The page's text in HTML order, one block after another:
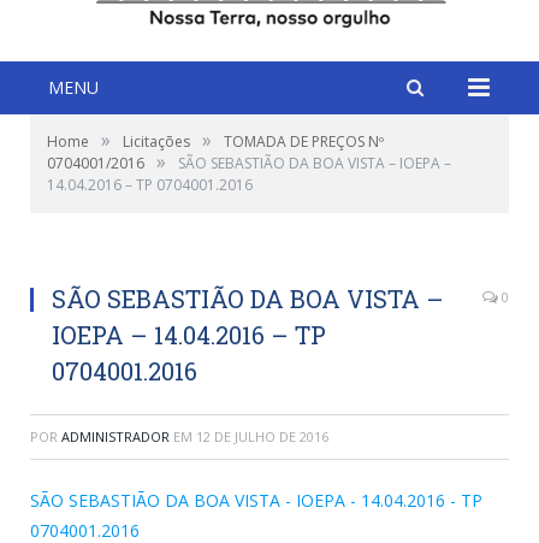
MENU
Home » Licitações »
TOMADA DE PREÇOS Nº
0704001/2016 »
SÃO SEBASTIÃO DA BOA VISTA – IOEPA –
14.04.2016 – TP 0704001.2016
SÃO SEBASTIÃO DA BOA VISTA –
IOEPA – 14.04.2016 – TP
0704001.2016
0
POR ADMINISTRADOR EM 12 DE JULHO DE 2016
SÃO SEBASTIÃO DA BOA VISTA - IOEPA - 14.04.2016 - TP
0704001.2016